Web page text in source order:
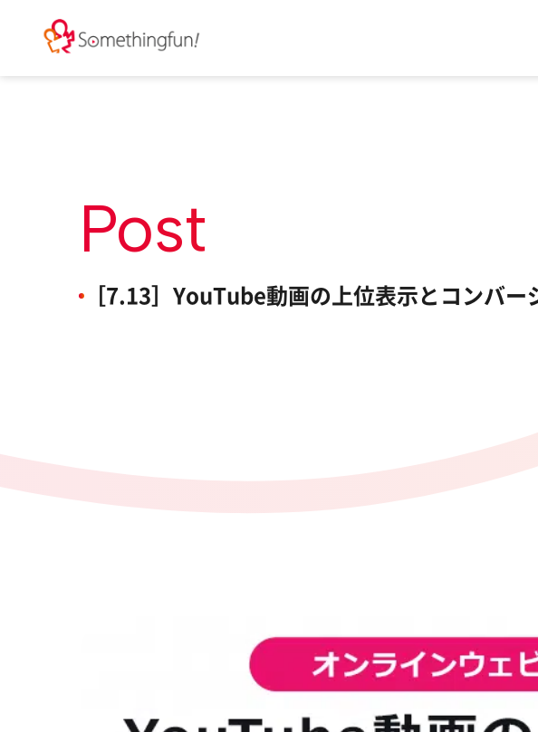
Post
［7.13］YouTube動画の上位表示とコンバ